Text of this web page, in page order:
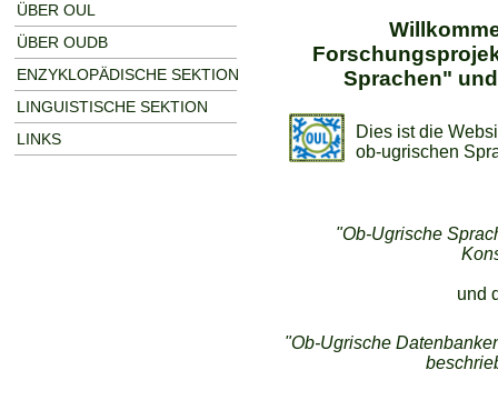
ÜBER OUL
ÜBER OUDB
ENZYKLOPÄDISCHE SEKTION
LINGUISTISCHE SEKTION
LINKS
Sprachen"
Dies ist die
ob-ugrischen
"Ob-Ugrische
und
"Ob-Ugrische